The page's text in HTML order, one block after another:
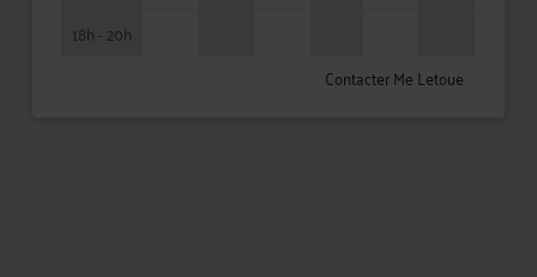
18h - 20h
Contacter Me Letoue